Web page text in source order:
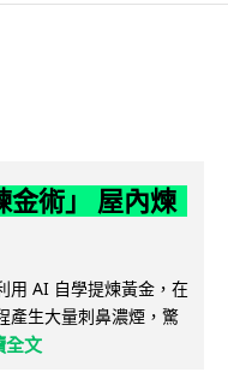
金術」 屋內煉
用 AI 自學提煉黃金，在
產生大量刺鼻濃煙，驚
全文